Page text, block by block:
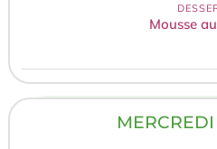
Mousse
MERCREDI